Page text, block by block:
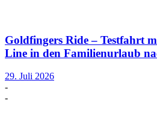
Goldfingers Ride – Testfahrt
Line in den Familienurlaub
29. Juli 2026
-
-